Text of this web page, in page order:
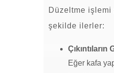
Düzeltme
şekilde ilerler:
Eğer kafa